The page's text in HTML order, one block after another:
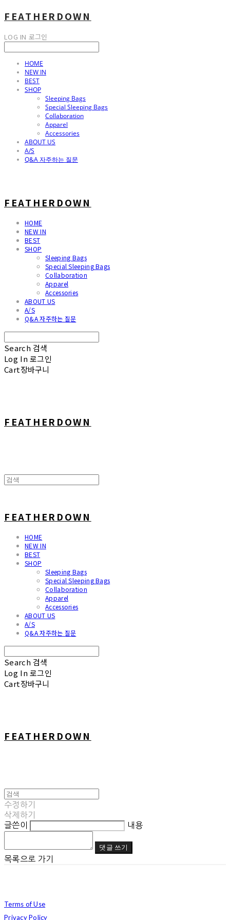
FEATHERDOWN
LOG IN 로그인
HOME
NEW IN
BEST
SHOP
Sleeping Bags
Special Sleeping Bags
Collaboration
Apparel
Accessories
ABOUT US
A/S
Q&A 자주하는 질문
FEATHERDOWN
HOME
NEW IN
BEST
SHOP
Sleeping Bags
Special Sleeping Bags
Collaboration
Apparel
Accessories
ABOUT US
A/S
Q&A 자주하는 질문
Search 검색
Log In 로그인
Cart장바구니
FEATHERDOWN
FEATHERDOWN
HOME
NEW IN
BEST
SHOP
Sleeping Bags
Special Sleeping Bags
Collaboration
Apparel
Accessories
ABOUT US
A/S
Q&A 자주하는 질문
Search 검색
Log In 로그인
Cart장바구니
FEATHERDOWN
수정하기
삭제하기
글쓴이
내용
댓글 쓰기
목록으로 가기
Terms of Use
Privacy Policy